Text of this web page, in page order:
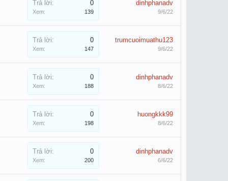
Trả lời: 0
Xem: 139
dinhphanadv
9/6/22
Trả lời: 0
Xem: 147
trumcuoimuathu123
9/6/22
Trả lời: 0
Xem: 188
dinhphanadv
8/6/22
Trả lời: 0
Xem: 198
huongkkk99
8/6/22
Trả lời: 0
Xem: 200
dinhphanadv
6/6/22